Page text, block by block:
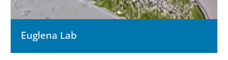
Euglena Lab